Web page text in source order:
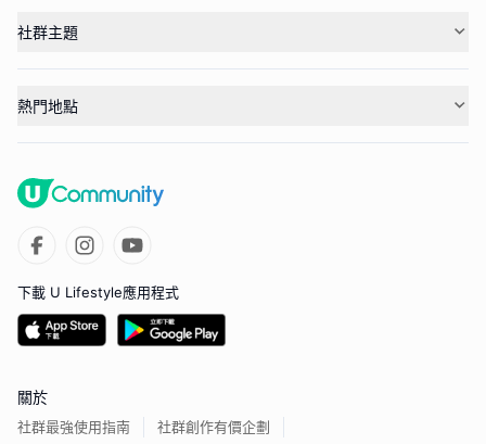
社群主題
熱門地點
下載 U Lifestyle應用程式
關於
社群最強使用指南 社群創作有價企劃